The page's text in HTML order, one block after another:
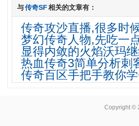
与传奇SF相关的文章有：
传奇攻沙直播,很多时
梦幻传奇人物,先吃一
显得内敛的火焰沃玛
热血传奇3简单分析刺
传奇百区手把手教你
Copyright ©